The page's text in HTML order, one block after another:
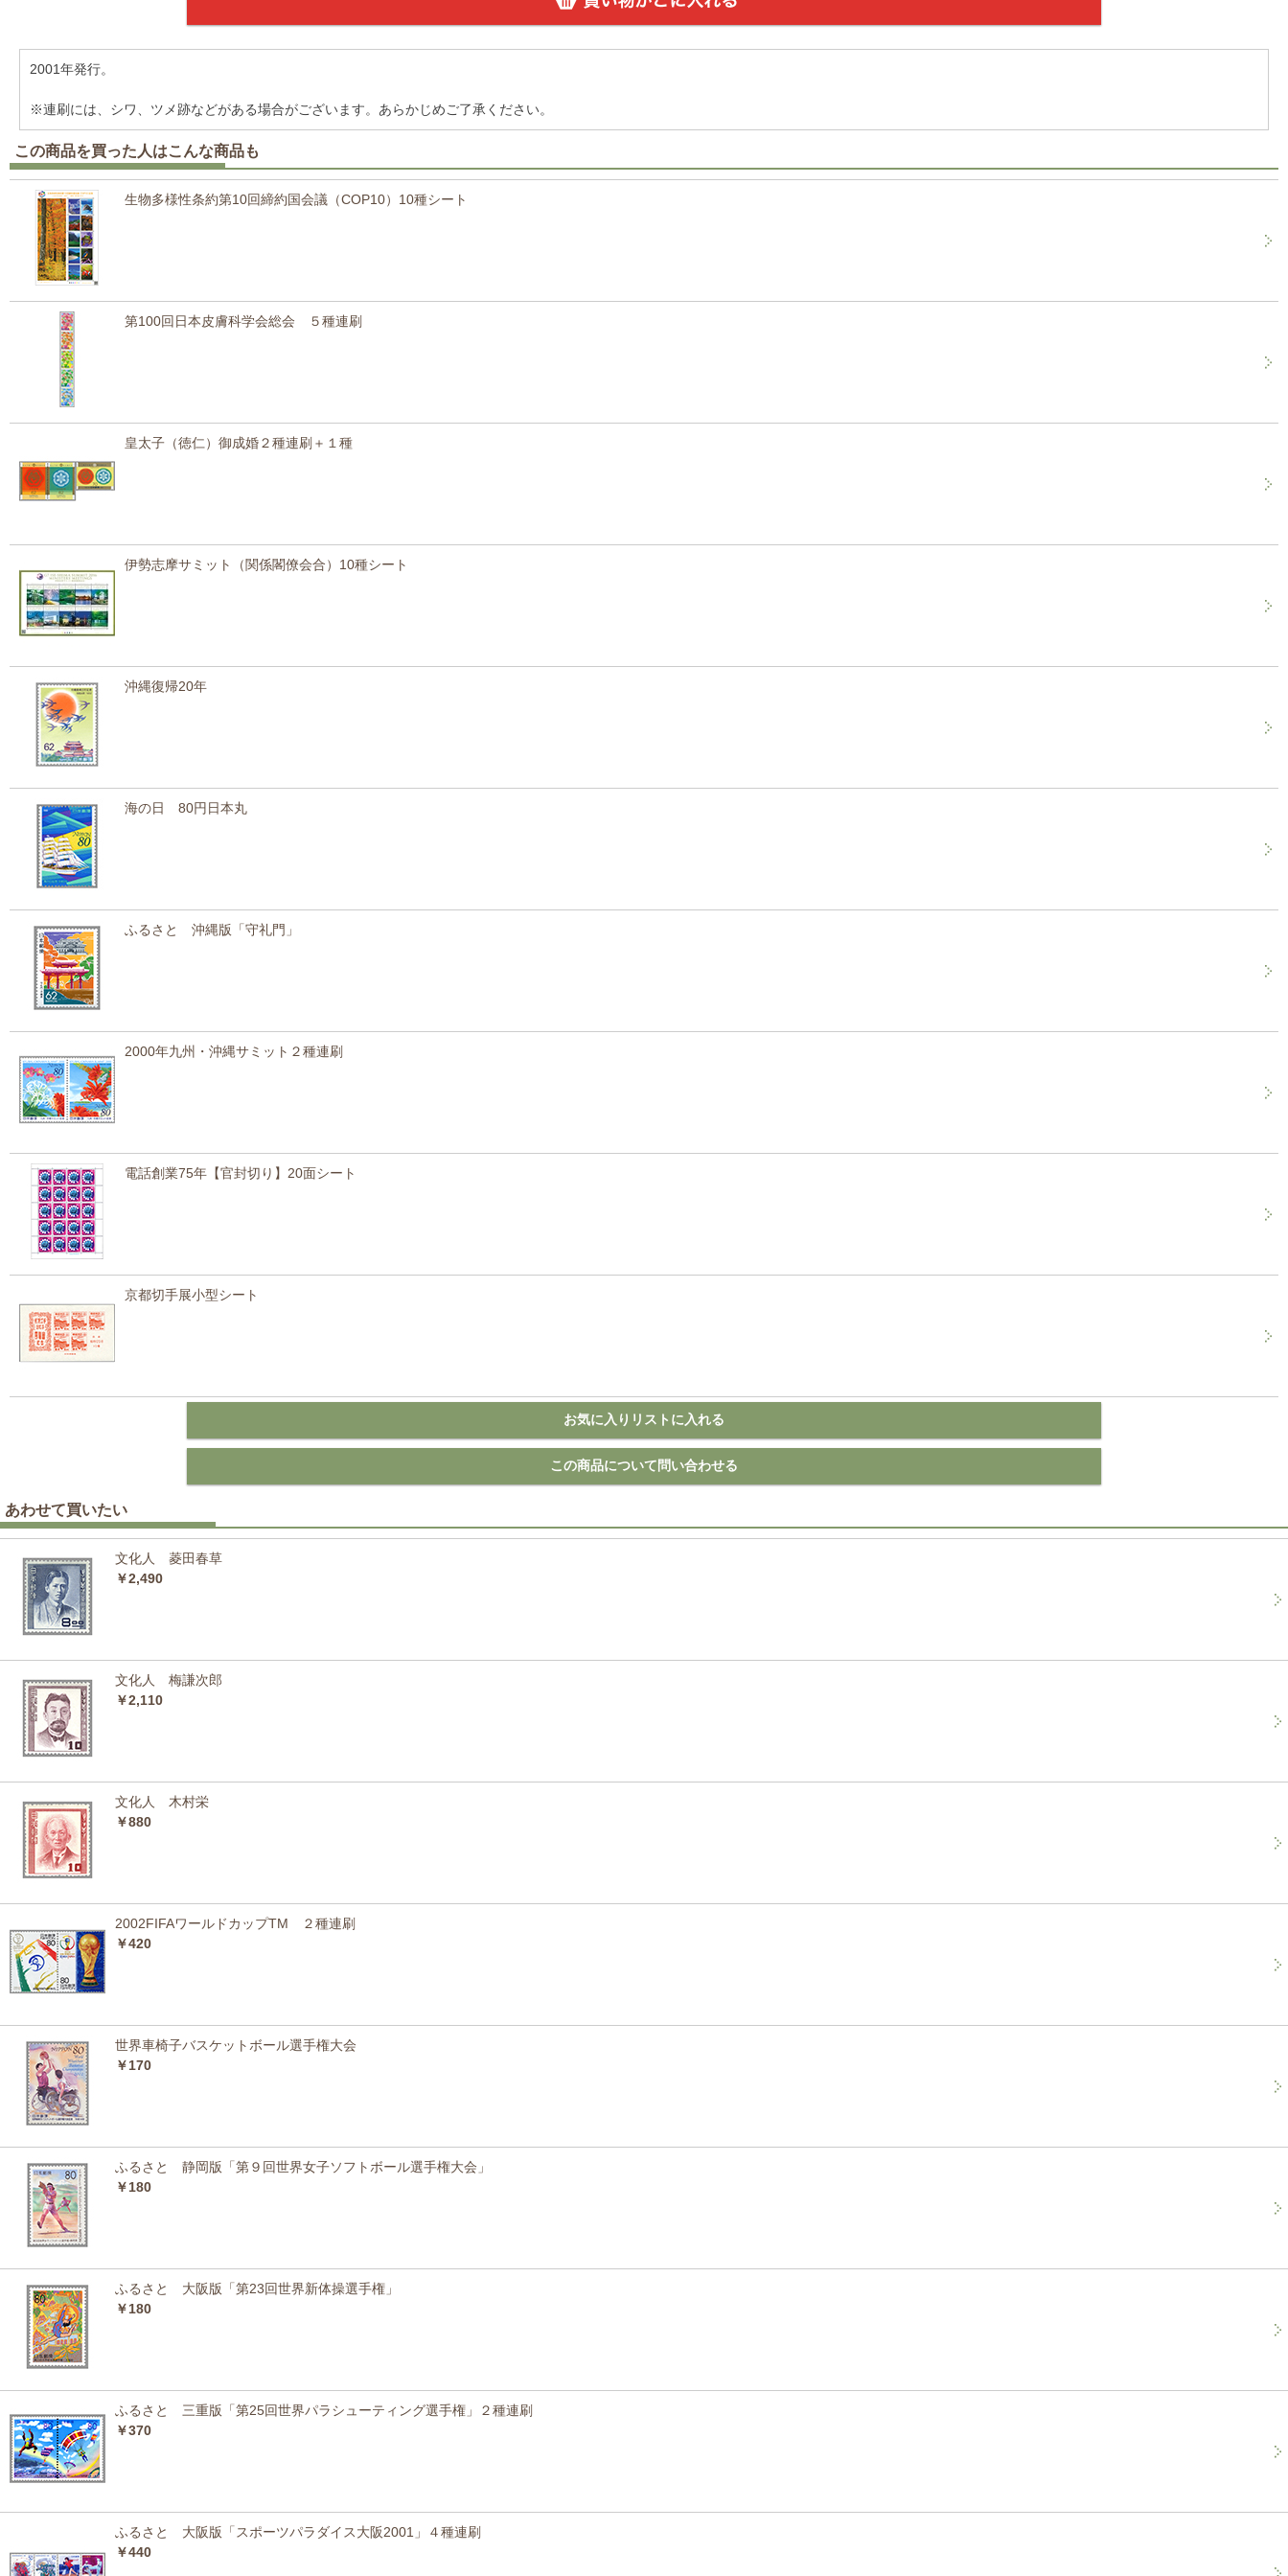
2001年発行。
※連刷には、シワ、ツメ跡などがある場合がございます。あらかじめご了承ください。
この商品を買った人はこんな商品も
生物多様性条約第10回締約国会議（COP10）10種シート
第100回日本皮膚科学会総会 ５種連刷
皇太子（徳仁）御成婚２種連刷＋１種
伊勢志摩サミット（関係閣僚会合）10種シート
沖縄復帰20年
海の日 80円日本丸
ふるさと 沖縄版「守礼門」
2000年九州・沖縄サミット２種連刷
電話創業75年【官封切り】20面シート
京都切手展小型シート
あわせて買いたい
文化人 菱田春草
￥2,490
文化人 梅謙次郎
￥2,110
文化人 木村栄
￥880
2002FIFAワールドカップTM ２種連刷
￥420
世界車椅子バスケットボール選手権大会
￥170
ふるさと 静岡版「第９回世界女子ソフトボール選手権大会」
￥180
ふるさと 大阪版「第23回世界新体操選手権」
￥180
ふるさと 三重版「第25回世界パラシューティング選手権」２種連刷
￥370
ふるさと 大阪版「スポーツパラダイス大阪2001」４種連刷
￥440